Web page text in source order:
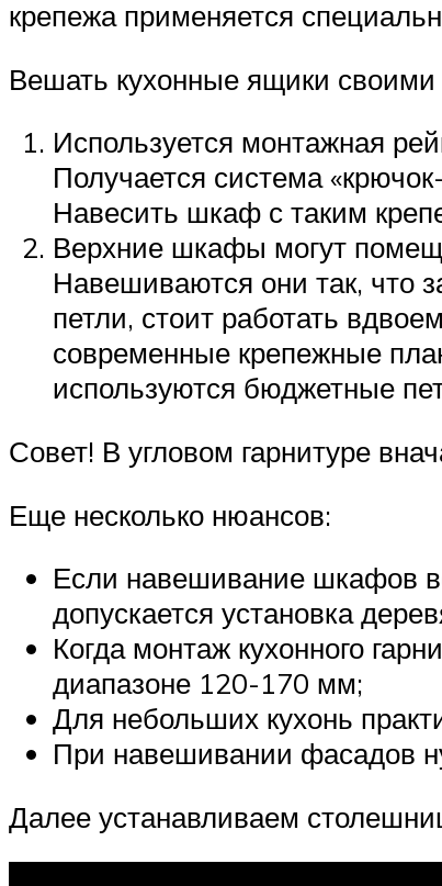
крепежа применяется
Вешать кухонные ящики
Используется монтажная
Получается система
Навесить шкаф с таким
Верхние шкафы могут
Навешиваются они так, что
петли, стоит работать
современные крепежные
используются бюджетные
Совет! В угловом гарнитуре
Еще несколько нюансов:
Если навешивание шкафов
допускается установка
Когда монтаж кухонного
диапазоне 120-170 мм;
Для небольших кухонь
При навешивании фасадов
Далее устанавливаем